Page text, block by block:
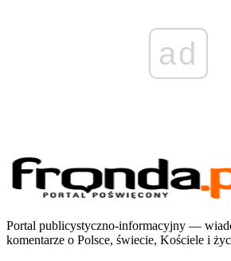
ad
Portal publicystyczno-informacyjny —
komentarze o Polsce, świecie, Kościele i